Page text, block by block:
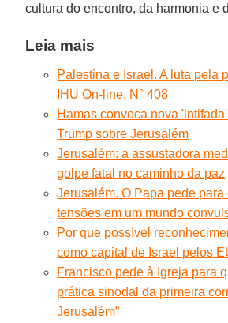
cultura do encontro, da harmonia e
Leia mais
Palestina e Israel. A luta pela
IHU On-line, N° 408
Hamas convoca nova
Trump sobre Jerusalém
Jerusalém: a assustadora
golpe fatal no caminho da paz
Jerusalém. O Papa pede
tensões em um mundo
Por que possível
como capital de Israel pelos
Francisco pede à Igreja para
prática sinodal da primeira
Jerusalém”